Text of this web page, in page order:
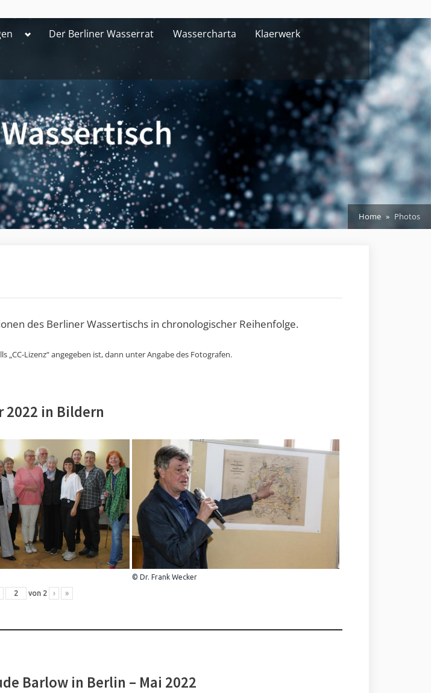
ToggleDer Berliner Wasserrat Wassercharta Klaerwerk
Home Photos
des Berliner Wassertischs in chronologischer Reihenfolge.
„CC-Lizenz“ angegeben ist, dann unter Angabe des Fotografen.
2022 in Bildern
© Dr. Frank Wecker
von 2 › »
Barlow in Berlin – Mai 2022